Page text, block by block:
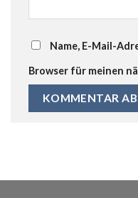
Name, E-Mail-
Browser für meinen